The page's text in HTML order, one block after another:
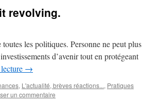
revolving.
les politiques. Personne ne peut plus
d’avenir tout en protégeant
→
, L'actualité, brèves réactions..., Pratiques
un commentaire